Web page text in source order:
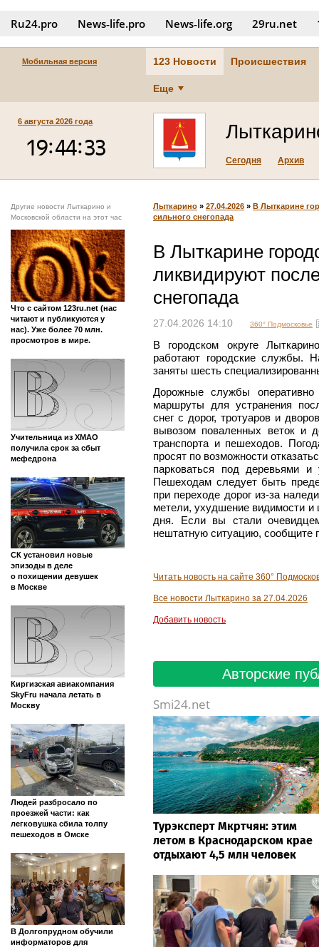
Ru24.pro News‑life.pro News‑life.org 29ru.net
Мобильная версия 123 Новости Происшествия
Еще
6 августа 2026 года
Сегодня Архив
Другие новости Лыткарино и
Московской области на этот час
Что с сайтом 123ru.net (нас
читают и публикуются у
нас). Уже более 70 млн.
просмотров в мире.
Учительница из ХМАО
получила срок за сбыт
мефедрона
СК установил новые
эпизоды в деле
о похищении девушек
в Москве
Киргизская авиакомпания
SkyFru начала летать в
Москву
Людей разбросало по
проезжей части: как
легковушка сбила толпу
пешеходов в Омске
В Долгопрудном обучили
информаторов для
Лыткарино » 27.04.2026 » В Лыткарине
сильного снегопада
В Лыткарине
ликвидируют
снегопада
27.04.2026 14:10 360° Подмосковье
В городском округе
работают городские службы.
заняты шесть
Дорожные службы
маршруты для устранения
снег с дорог, тротуаров и
вывозом поваленных веток и
транспорта и пешеходов.
просят по возможности
парковаться под деревьями
Пешеходам следует быть
при переходе дорог из-за
метели, ухудшение видимости и
дня. Если вы стали
нештатную ситуацию, сообщите
Читать новость на сайте 360°
Все новости Лыткарино за 27.04.2026
Добавить новость
Авторские
Smi24.net
Турэксперт Мкртчян: этим
летом в Краснодарском крае
отдыхают 4,5 млн человек